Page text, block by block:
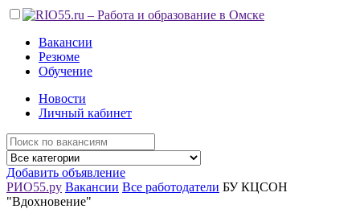
Вакансии
Резюме
Обучение
Новости
Личный кабинет
Добавить объявление
РИО55.ру Вакансии Все работодатели БУ КЦСОН
"Вдохновение"